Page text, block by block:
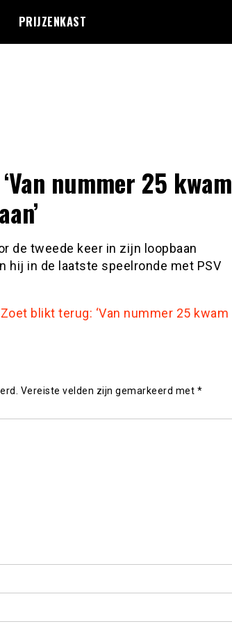
PRIJZENKAST
nummer 25 kwam
de tweede keer in zijn loopbaan
hij in de laatste speelronde met PSV
Zoet blikt terug: ‘Van nummer 25 kwam
Vereiste velden zijn gemarkeerd met *